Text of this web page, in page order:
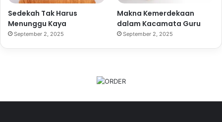
Sedekah Tak Harus
Menunggu Kaya
September 2, 2025
Makna Kemerdekaan
dalam Kacamata Guru
September 2, 2025